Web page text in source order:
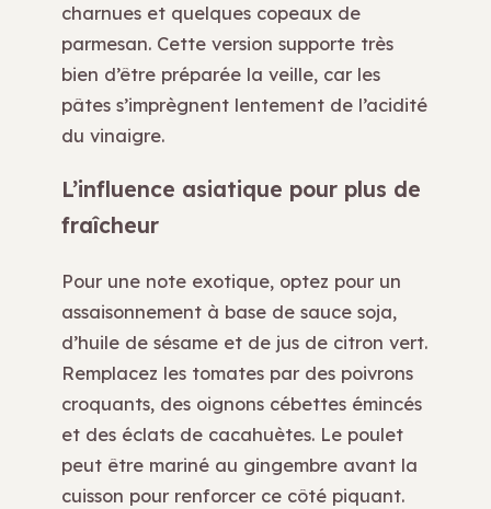
charnues et quelques copeaux de
parmesan. Cette version supporte très
bien d’être préparée la veille, car les
pâtes s’imprègnent lentement de l’acidité
du vinaigre.
L’influence asiatique pour plus de
fraîcheur
Pour une note exotique, optez pour un
assaisonnement à base de sauce soja,
d’huile de sésame et de jus de citron vert.
Remplacez les tomates par des poivrons
croquants, des oignons cébettes émincés
et des éclats de cacahuètes. Le poulet
peut être mariné au gingembre avant la
cuisson pour renforcer ce côté piquant.